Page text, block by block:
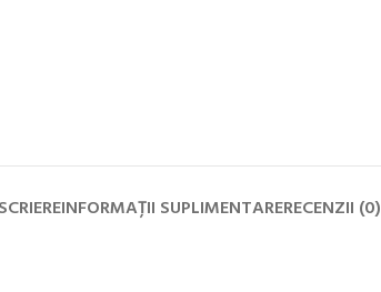
INFORMAȚII SUPLIMENTARERECENZII (0)